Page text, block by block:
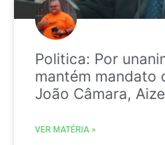
Politica: Por
mantém mandato
João Câmara,
VER MATÉRIA »